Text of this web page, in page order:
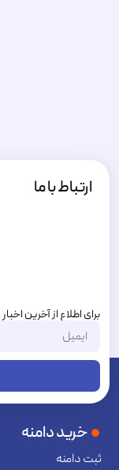
ارتباط با ما
برای اطلاع از آخرین
خرید دامنه
ثبت دامنه